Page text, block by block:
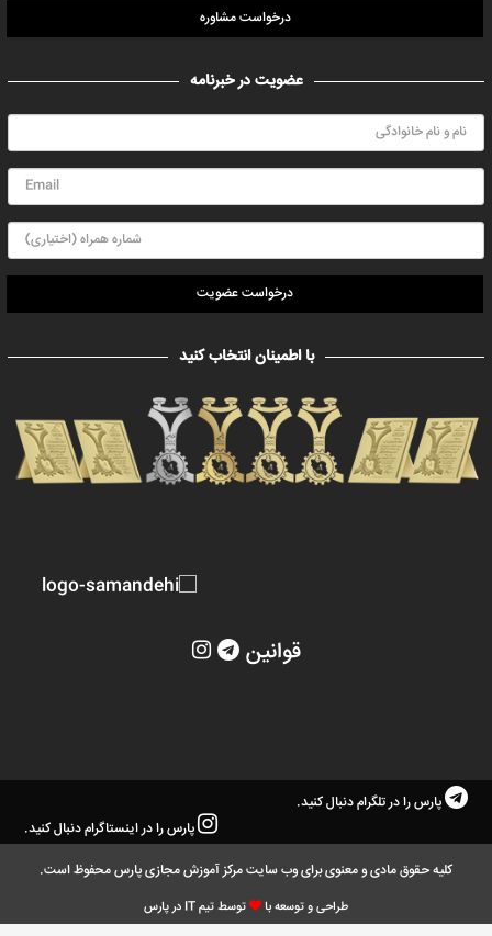
درخواست مشاوره
عضویت در خبرنامه
درخواست عضویت
با اطمینان انتخاب کنید
قوانین
پارس را در تلگرام دنبال کنید.
پارس را در اینستاگرام دنبال کنید.
کلیه حقوق مادی و معنوی برای وب سایت مرکز آموزش مجازی پارس محفوظ است.
طراحی و توسعه با توسط تیم IT در پارس